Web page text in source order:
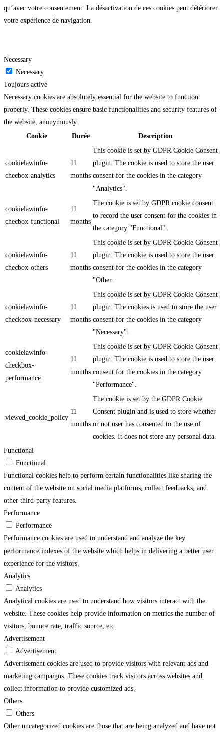
qu’avec votre consentement. La désactivation de ces cookies peut détériorer
votre expérience de navigation.
Necessary
Necessary
Toujours activé
Necessary cookies are absolutely essential for the website to function
properly. These cookies ensure basic functionalities and security features of
the website, anonymously.
Cookie
Durée Description
cookielawinfo-
checbox-analytics
11
months
This cookie is set by GDPR Cookie Consent
plugin. The cookie is used to store the user
consent for the cookies in the category
"Analytics".
cookielawinfo-
checbox-functional
11
months
The cookie is set by GDPR cookie consent
to record the user consent for the cookies in
the category "Functional".
cookielawinfo-
checbox-others
11
months
This cookie is set by GDPR Cookie Consent
plugin. The cookie is used to store the user
consent for the cookies in the category
"Other.
cookielawinfo-
checkbox-necessary
11
months
This cookie is set by GDPR Cookie Consent
plugin. The cookies is used to store the user
consent for the cookies in the category
"Necessary".
cookielawinfo-
checkbox-
performance
11
months
This cookie is set by GDPR Cookie Consent
plugin. The cookie is used to store the user
consent for the cookies in the category
"Performance".
viewed_cookie_policy
11
months
The cookie is set by the GDPR Cookie
Consent plugin and is used to store whether
or not user has consented to the use of
cookies. It does not store any personal data.
Functional
Functional
Functional cookies help to perform certain functionalities like sharing the
content of the website on social media platforms, collect feedbacks, and
other third-party features.
Performance
Performance
Performance cookies are used to understand and analyze the key
performance indexes of the website which helps in delivering a better user
experience for the visitors.
Analytics
Analytics
Analytical cookies are used to understand how visitors interact with the
website. These cookies help provide information on metrics the number of
visitors, bounce rate, traffic source, etc.
Advertisement
Advertisement
Advertisement cookies are used to provide visitors with relevant ads and
marketing campaigns. These cookies track visitors across websites and
collect information to provide customized ads.
Others
Others
Other uncategorized cookies are those that are being analyzed and have not